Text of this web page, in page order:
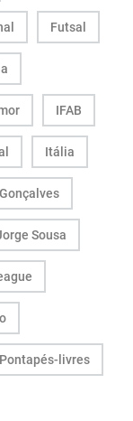
Futsal
IFAB
Itália
Sousa
livres